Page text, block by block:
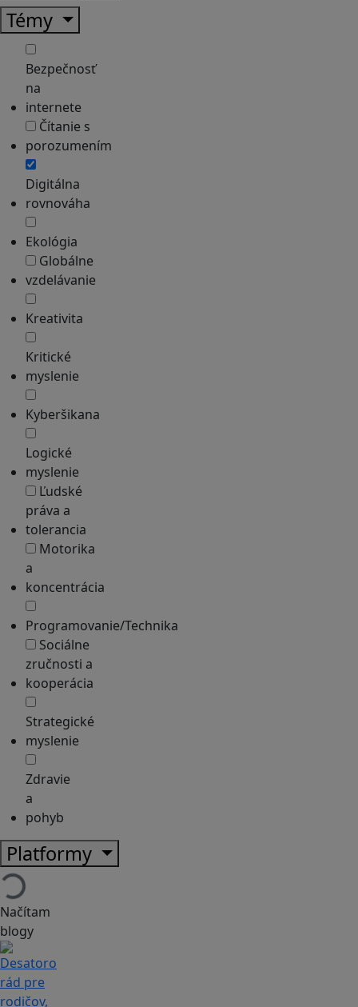
Témy
Bezpečnosť
na
internete
Čítanie s
porozumením
Digitálna
rovnováha
Ekológia
Globálne
vzdelávanie
Kreativita
Kritické
myslenie
Kyberšikana
Logické
myslenie
Ľudské
práva a
tolerancia
Motorika
a
koncentrácia
Programovanie/Technika
Sociálne
zručnosti a
kooperácia
Strategické
myslenie
Zdravie
a
pohyb
Platformy
Načítam
blogy